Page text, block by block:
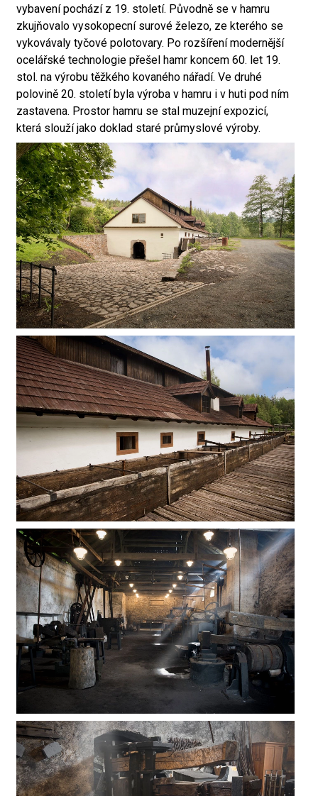
vybavení pochází z 19. století. Původně se v hamru
zkujňovalo vysokopecní surové železo, ze kterého se
vykovávaly tyčové polotovary. Po rozšíření modernější
ocelářské technologie přešel hamr koncem 60. let 19.
stol. na výrobu těžkého kovaného nářadí. Ve druhé
polovině 20. století byla výroba v hamru i v huti pod ním
zastavena. Prostor hamru se stal muzejní expozicí,
která slouží jako doklad staré průmyslové výroby.